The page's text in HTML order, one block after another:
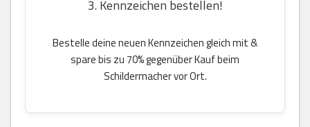
3. Kennzeichen bestellen!
Bestelle deine neuen Kennzeichen gleich mit &
spare bis zu 70% gegenüber Kauf beim
Schildermacher vor Ort.